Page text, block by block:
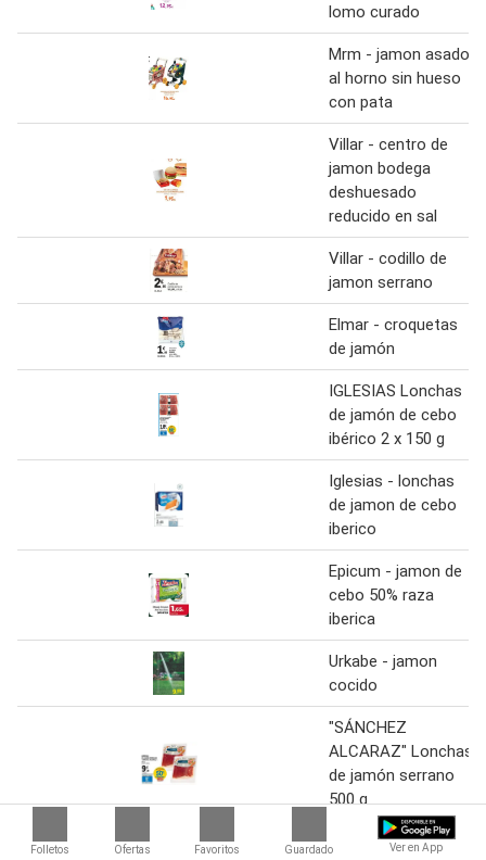
Folletos Ofertas Favoritos Guardado Ver en App
lomo curado
Mrm - jamon asado
al horno sin hueso
con pata
Villar - centro de
jamon bodega
deshuesado
reducido en sal
Villar - codillo de
jamon serrano
Elmar - croquetas
de jamón
IGLESIAS Lonchas
de jamón de cebo
ibérico 2 x 150 g
Iglesias - lonchas
de jamon de cebo
iberico
Epicum - jamon de
cebo 50% raza
iberica
Urkabe - jamon
cocido
"SÁNCHEZ
ALCARAZ" Lonchas
de jamón serrano
500 g
IGLESIAS Centro de